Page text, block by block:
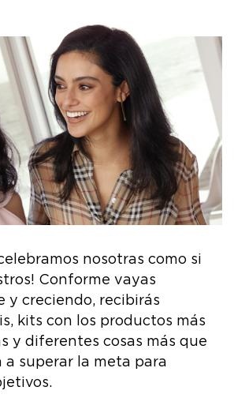
nosotras como si
Conforme vayas
y creciendo, recibirás
kits con los productos más
y diferentes cosas más que
superar la meta para